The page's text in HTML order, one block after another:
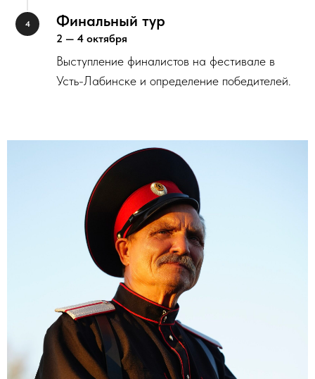
Финальный тур
2 — 4 октября
Выступление финалистов на фестивале в
Усть-Лабинске и определение победителей.